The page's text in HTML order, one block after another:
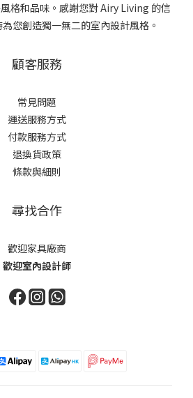
格和品味。感謝您對 Airy Living 的信
您創造獨一無二的室內設計風格。
顧客服務
常見問題
運送服務方式
付款服務方式
退換貨政策
條款與細則
尋找合作
歡迎家具廠商
歡迎室內設計師